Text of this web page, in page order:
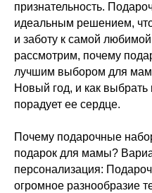
признательность.
идеальным решением,
и заботу к самой
рассмотрим, почему
лучшим выбором для
Новый год, и как
порадует ее сердце.
Почему подарочные
подарок для мамы?
персонализация:
огромное разнообразие